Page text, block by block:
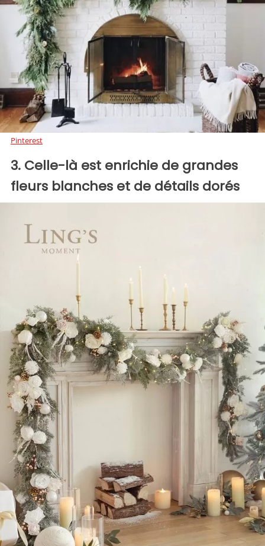
Pinterest
3. Celle-là est enrichie de grandes
fleurs blanches et de détails dorés